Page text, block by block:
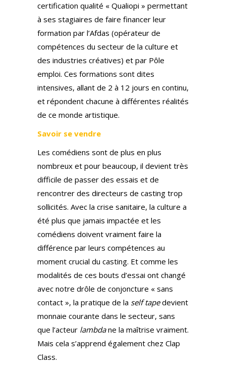
certification qualité « Qualiopi » permettant
à ses stagiaires de faire financer leur
formation par l’Afdas (opérateur de
compétences du secteur de la culture et
des industries créatives) et par Pôle
emploi. Ces formations sont dites
intensives, allant de 2 à 12 jours en continu,
et répondent chacune à différentes réalités
de ce monde artistique.
Savoir se vendre
Les comédiens sont de plus en plus
nombreux et pour beaucoup, il devient très
difficile de passer des essais et de
rencontrer des directeurs de casting trop
sollicités. Avec la crise sanitaire, la culture a
été plus que jamais impactée et les
comédiens doivent vraiment faire la
différence par leurs compétences au
moment crucial du casting. Et comme les
modalités de ces bouts d’essai ont changé
avec notre drôle de conjoncture « sans
contact », la pratique de la self tapedevient
monnaie courante dans le secteur, sans
que l’acteur lambdane la maîtrise vraiment.
Mais cela s’apprend également chez Clap
Class.